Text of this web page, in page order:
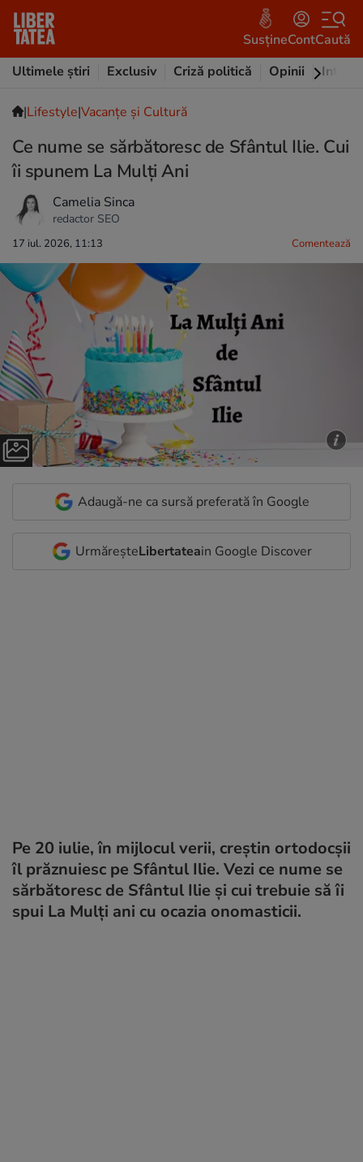
SusțineContCaută
Ultimele știri
Exclusiv Criză politică Opinii
|Lifestyle|Vacanțe și Cultură
Ce nume se sărbătoresc de Sfântul Ilie. Cui
îi spunem La Mulți Ani
Camelia Sinca
redactor SEO
17 iul. 2026, 11:13 Comentează
Adaugă-ne ca sursă preferată în Google
UrmăreșteLibertateain Google Discover
Pe 20 iulie, în mijlocul verii, creștin ortodocșii
îl prăznuiesc pe Sfântul Ilie. Vezi ce nume se
sărbătoresc de Sfântul Ilie și cui trebuie să îi
spui La Mulți ani cu ocazia onomasticii.